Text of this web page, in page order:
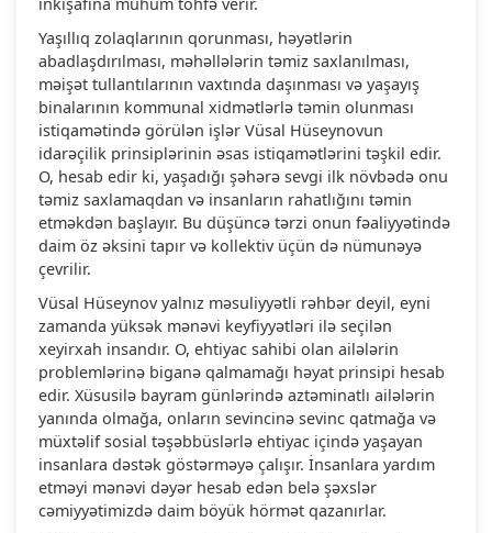
Yaşıllıq zolaqlarının qorunması, həyətlərin
abadlaşdırılması, məhəllələrin təmiz saxlanılması,
məişət tullantılarının vaxtında daşınması və yaşayış
binalarının kommunal xidmətlərlə təmin olunması
istiqamətində görülən işlər Vüsal Hüseynovun
idarəçilik prinsiplərinin əsas istiqamətlərini təşkil edir.
O, hesab edir ki, yaşadığı şəhərə sevgi ilk növbədə onu
təmiz saxlamaqdan və insanların rahatlığını təmin
etməkdən başlayır. Bu düşüncə tərzi onun fəaliyyətində
daim öz əksini tapır və kollektiv üçün də nümunəyə
çevrilir.
Vüsal Hüseynov yalnız məsuliyyətli rəhbər deyil, eyni
zamanda yüksək mənəvi keyfiyyətləri ilə seçilən
xeyirxah insandır. O, ehtiyac sahibi olan ailələrin
problemlərinə biganə qalmamağı həyat prinsipi hesab
edir. Xüsusilə bayram günlərində aztəminatlı ailələrin
yanında olmağa, onların sevincinə sevinc qatmağa və
müxtəlif sosial təşəbbüslərlə ehtiyac içində yaşayan
insanlara dəstək göstərməyə çalışır. İnsanlara yardım
etməyi mənəvi dəyər hesab edən belə şəxslər
cəmiyyətimizdə daim böyük hörmət qazanırlar.